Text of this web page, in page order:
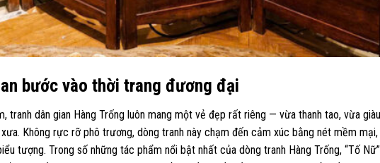
bước vào thời trang đương đại
tranh dân gian Hàng Trống luôn mang một vẻ đẹp rất riêng — vừa thanh tao, vừa giàu
Không rực rỡ phô trương, dòng tranh này chạm đến cảm xúc bằng nét mềm mại,
tượng. Trong số những tác phẩm nổi bật nhất của dòng tranh Hàng Trống, “Tố Nữ”